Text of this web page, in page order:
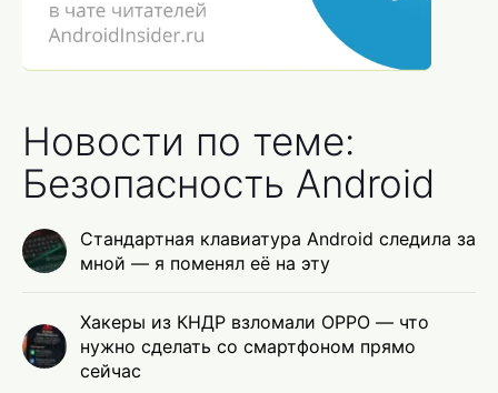
Новости по теме:
Безопасность Android
Стандартная клавиатура Android следила за
мной — я поменял её на эту
Хакеры из КНДР взломали OPPO — что
нужно сделать со смартфоном прямо
сейчас